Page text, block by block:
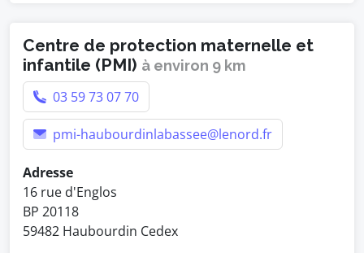
Centre de protection maternelle et
infantile (PMI) à environ 9 km
03 59 73 07 70
pmi-haubourdinlabassee@lenord.fr
Adresse
16 rue d'Englos
BP 20118
59482 Haubourdin Cedex